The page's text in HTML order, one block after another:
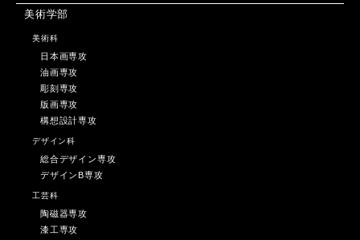
美術学部
美術科
日本画専攻
油画専攻
彫刻専攻
版画専攻
構想設計専攻
デザイン科
総合デザイン専攻
デザインB専攻
工芸科
陶磁器専攻
漆工専攻